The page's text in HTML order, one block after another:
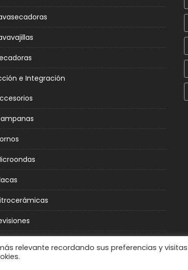
e Integración
Acondicionado
relevante recordando sus preferencias y visitas